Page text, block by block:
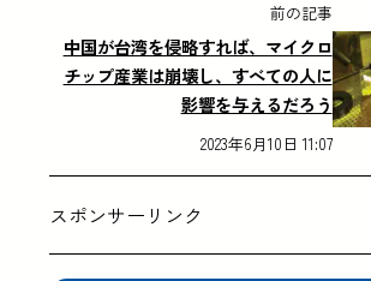
前の記事
中国が台湾を侵略すれば、マイクロ
チップ産業は崩壊し、すべての人に
影響を与えるだろう
2023年6月10日 11:07
スポンサーリンク